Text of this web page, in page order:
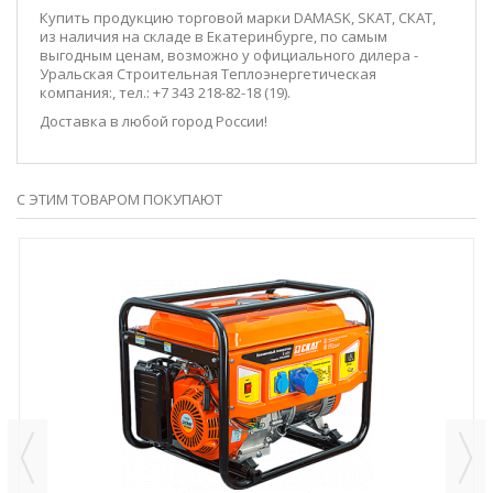
Купить продукцию торговой марки DAMASK, SKAT, СКАТ,
из наличия на складе в Екатеринбурге, по самым
выгодным ценам, возможно у официального дилера -
Уральская Строительная Теплоэнергетическая
компания:, тел.: +7 343 218-82-18 (19).
Доставка в любой город России!
С ЭТИМ ТОВАРОМ ПОКУПАЮТ